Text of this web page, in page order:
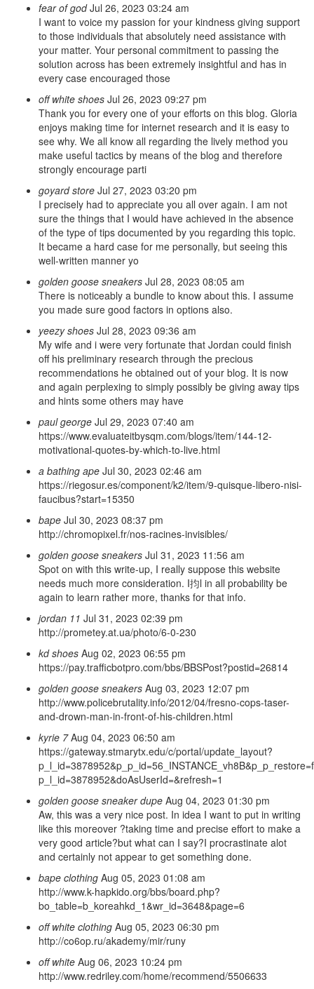
fear of god Jul 26, 2023 03:24 am
I want to voice my passion for your kindness giving support
to those individuals that absolutely need assistance with
your matter. Your personal commitment to passing the
solution across has been extremely insightful and has in
every case encouraged those
off white shoes Jul 26, 2023 09:27 pm
Thank you for every one of your efforts on this blog. Gloria
enjoys making time for internet research and it is easy to
see why. We all know all regarding the lively method you
make useful tactics by means of the blog and therefore
strongly encourage parti
goyard store Jul 27, 2023 03:20 pm
I precisely had to appreciate you all over again. I am not
sure the things that I would have achieved in the absence
of the type of tips documented by you regarding this topic.
It became a hard case for me personally, but seeing this
well-written manner yo
golden goose sneakers Jul 28, 2023 08:05 am
There is noticeably a bundle to know about this. I assume
you made sure good factors in options also.
yeezy shoes Jul 28, 2023 09:36 am
My wife and i were very fortunate that Jordan could finish
off his preliminary research through the precious
recommendations he obtained out of your blog. It is now
and again perplexing to simply possibly be giving away tips
and hints some others may have
paul george Jul 29, 2023 07:40 am
https://www.evaluateitbysqm.com/blogs/item/144-12-
motivational-quotes-by-which-to-live.html
a bathing ape Jul 30, 2023 02:46 am
https://riegosur.es/component/k2/item/9-quisque-libero-nisi-
faucibus?start=15350
bape Jul 30, 2023 08:37 pm
http://chromopixel.fr/nos-racines-invisibles/
golden goose sneakers Jul 31, 2023 11:56 am
Spot on with this write-up, I really suppose this website
needs much more consideration. I抣l in all probability be
again to learn rather more, thanks for that info.
jordan 11 Jul 31, 2023 02:39 pm
http://prometey.at.ua/photo/6-0-230
kd shoes Aug 02, 2023 06:55 pm
https://pay.trafficbotpro.com/bbs/BBSPost?postid=26814
golden goose sneakers Aug 03, 2023 12:07 pm
http://www.policebrutality.info/2012/04/fresno-cops-taser-
and-drown-man-in-front-of-his-children.html
kyrie 7 Aug 04, 2023 06:50 am
https://gateway.stmarytx.edu/c/portal/update_layout?
p_l_id=3878952&doAsUserId=&refresh=1
golden goose sneaker dupe Aug 04, 2023 01:30 pm
Aw, this was a very nice post. In idea I want to put in writing
like this moreover ?taking time and precise effort to make a
very good article?but what can I say?I procrastinate alot
and certainly not appear to get something done.
bape clothing Aug 05, 2023 01:08 am
http://www.k-hapkido.org/bbs/board.php?
bo_table=b_koreahkd_1&wr_id=3648&page=6
off white clothing Aug 05, 2023 06:30 pm
http://co6op.ru/akademy/mir/runy
off white Aug 06, 2023 10:24 pm
http://www.redriley.com/home/recommend/5506633